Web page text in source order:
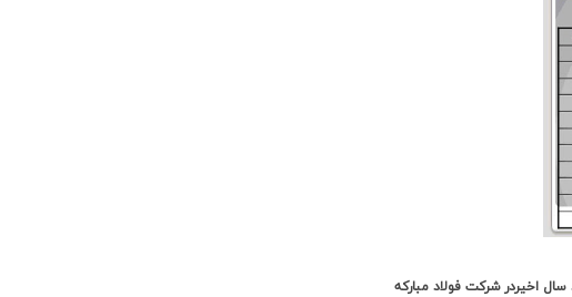
اخيردر شرکت فولاد مبارکه